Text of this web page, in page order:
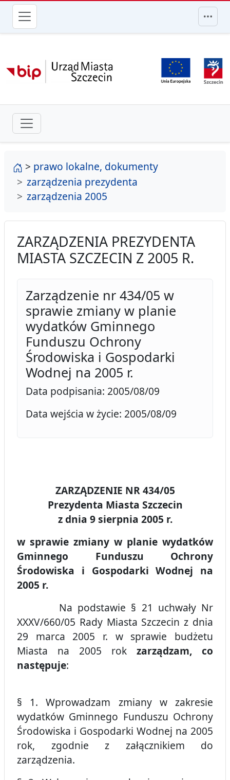
przejdź do głównego menu
strona główna
> prawo lokalne, dokumenty
zarządzenia prezydenta
zarządzenia 2005
ZARZĄDZENIA PREZYDENTA
MIASTA SZCZECIN Z 2005 R.
Zarządzenie nr 434/05 w
sprawie zmiany w planie
wydatków Gminnego
Funduszu Ochrony
Środowiska i Gospodarki
Wodnej na 2005 r.
Data podpisania: 2005/08/09
Data wejścia w życie: 2005/08/09
ZARZĄDZENIE NR 434/05
Prezydenta Miasta Szczecin
z dnia 9 sierpnia 2005 r.
w sprawie zmiany w planie wydatków
Gminnego Funduszu Ochrony
Środowiska i Gospodarki Wodnej na
2005 r.
Na podstawie § 21 uchwały Nr
XXXV/660/05 Rady Miasta Szczecin z dnia
29 marca 2005 r. w sprawie budżetu
Miasta na 2005 rok zarządzam, co
następuje:
§ 1. Wprowadzam zmiany w zakresie
wydatków Gminnego Funduszu Ochrony
Środowiska i Gospodarki Wodnej na 2005
rok, zgodnie z załącznikiem do
zarządzenia.